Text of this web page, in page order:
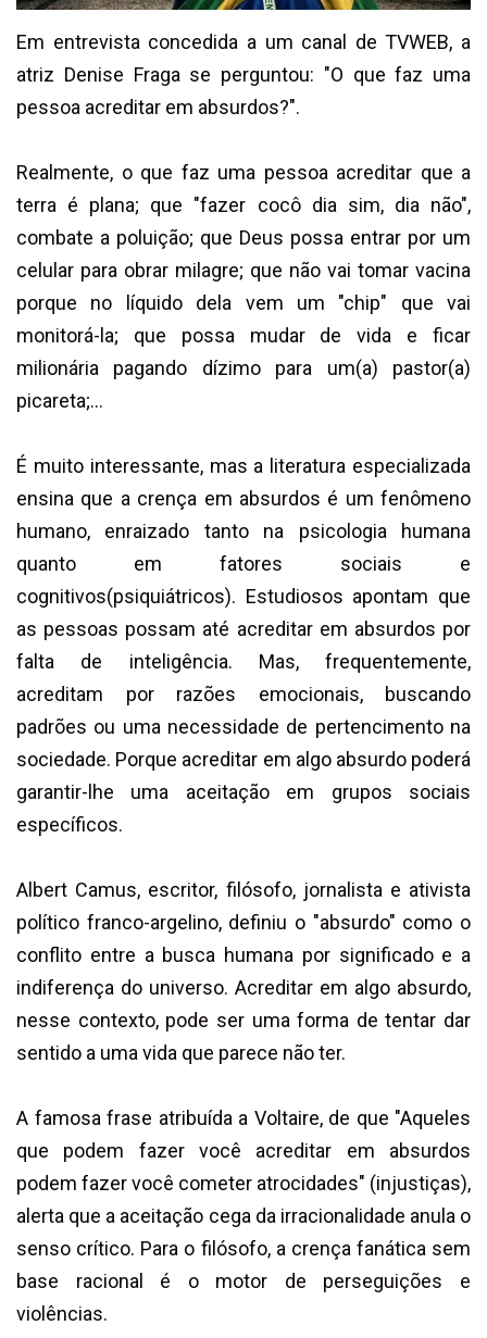
Em entrevista concedida a um canal de TVWEB, a
atriz Denise Fraga se perguntou: "O que faz uma
pessoa acreditar em absurdos?".
Realmente, o que faz uma pessoa acreditar que a
terra é plana; que "fazer cocô dia sim, dia não",
combate a poluição; que Deus possa entrar por um
celular para obrar milagre; que não vai tomar vacina
porque no líquido dela vem um "chip" que vai
monitorá-la; que possa mudar de vida e ficar
milionária pagando dízimo para um(a) pastor(a)
picareta;...
É muito interessante, mas a literatura especializada
ensina que a crença em absurdos é um fenômeno
humano, enraizado tanto na psicologia humana
quanto em fatores sociais e
cognitivos(psiquiátricos). Estudiosos apontam que
as pessoas possam até acreditar em absurdos por
falta de inteligência. Mas, frequentemente,
acreditam por razões emocionais, buscando
padrões ou uma necessidade de pertencimento na
sociedade. Porque acreditar em algo absurdo poderá
garantir-lhe uma aceitação em grupos sociais
específicos.
Albert Camus, escritor, filósofo, jornalista e ativista
político franco-argelino, definiu o "absurdo" como o
conflito entre a busca humana por significado e a
indiferença do universo. Acreditar em algo absurdo,
nesse contexto, pode ser uma forma de tentar dar
sentido a uma vida que parece não ter.
A famosa frase atribuída a Voltaire, de que "Aqueles
que podem fazer você acreditar em absurdos
podem fazer você cometer atrocidades" (injustiças),
alerta que a aceitação cega da irracionalidade anula o
senso crítico. Para o filósofo, a crença fanática sem
base racional é o motor de perseguições e
violências.